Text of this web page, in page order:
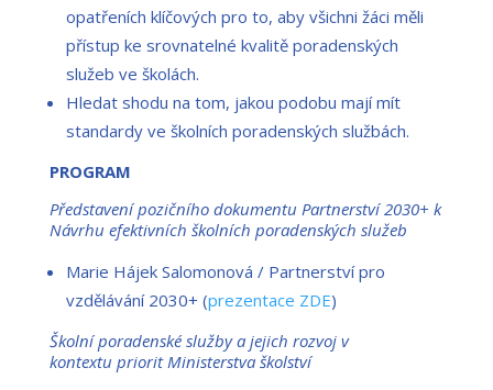
opatřeních klíčových pro to, aby všichni žáci měli
přístup ke srovnatelné kvalitě poradenských
služeb ve školách.
Hledat shodu na tom, jakou podobu mají mít
standardy ve školních poradenských službách.
PROGRAM
Představení pozičního dokumentu Partnerství 2030+ k
Návrhu efektivních školních poradenských služeb
Marie Hájek Salomonová / Partnerství pro
vzdělávání 2030+ (prezentace ZDE)
Školní poradenské služby a jejich rozvoj v
kontextu priorit Ministerstva školství